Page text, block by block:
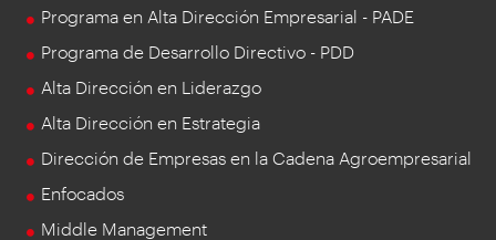
Programa en Alta Dirección Empresarial - PADE
Programa de Desarrollo Directivo - PDD
Alta Dirección en Liderazgo
Alta Dirección en Estrategia
Dirección de Empresas en la Cadena Agroempresarial
Enfocados
Middle Management